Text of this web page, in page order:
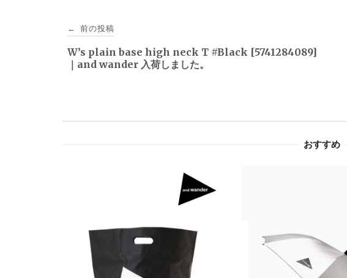
稿
ナ
← 前の投稿
W’s plain base high neck T #Black [5741284089]
｜and wander 入荷しました。
おすすめ